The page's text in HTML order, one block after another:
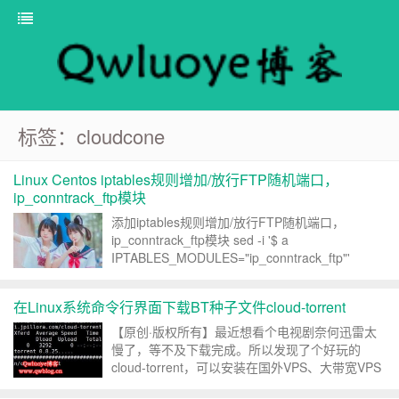
标签：cloudcone
Linux Centos iptables规则增加/放行FTP随机端口，
ip_conntrack_ftp模块
添加iptables规则增加/放行FTP随机端口，
ip_conntrack_ftp模块 sed -i '$ a
IPTABLES_MODULES="ip_conntrack_ftp"'
在Linux系统命令行界面下载BT种子文件cloud-torrent
【原创·版权所有】最近想看个电视剧奈何迅雷太
慢了，等不及下载完成。所以发现了个好玩的
cloud-torrent，可以安装在国外VPS、大带宽VPS